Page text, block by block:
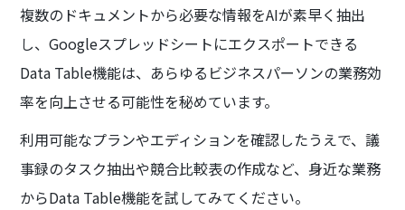
複数のドキュメントから必要な情報をAIが素早く抽出
し、Googleスプレッドシートにエクスポートできる
Data Table機能は、あらゆるビジネスパーソンの業務効
率を向上させる可能性を秘めています。
利用可能なプランやエディションを確認したうえで、議
事録のタスク抽出や競合比較表の作成など、身近な業務
からData Table機能を試してみてください。